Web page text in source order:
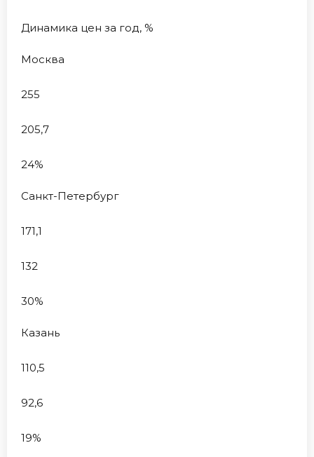
Динамика цен за год, %
Москва
255
205,7
24%
Санкт-Петербург
171,1
132
30%
Казань
110,5
92,6
19%